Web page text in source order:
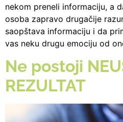
nekom preneli informaciju, a
osoba zapravo drugačije
saopštava informaciju i da
vas neku drugu emociju od
Ne postoji
REZULTAT